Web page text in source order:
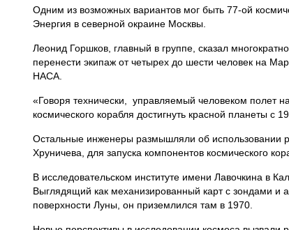
Одним из возможных вариантов мог быть 77-ой
Энергия в северной окраине Москвы.
Леонид Горшков, главный в группе, сказал
перенести экипаж от четырех до шести человек на
НАСА.
«Говоря технически, управляемый человеком полет
космического корабля достигнуть красной планеты с
Остальные инженеры размышляли об использовании
Хруничева, для запуска компонентов космического
В исследовательском институте имени Лавочкина в
Выглядящий как механизированный карт с зондами
поверхности Луны, он приземлился там в 1970.